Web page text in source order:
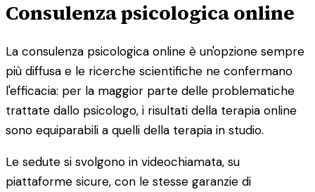
Consulenza psicologica online
La consulenza psicologica online è un'opzione sempre
più diffusa e le ricerche scientifiche ne confermano
l'efficacia: per la maggior parte delle problematiche
trattate dallo psicologo, i risultati della terapia online
sono equiparabili a quelli della terapia in studio.
Le sedute si svolgono in videochiamata, su
piattaforme sicure, con le stesse garanzie di